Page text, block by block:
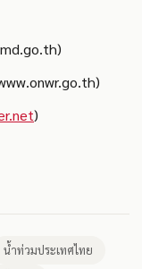
)
น้ำท่วมประเทศไทย